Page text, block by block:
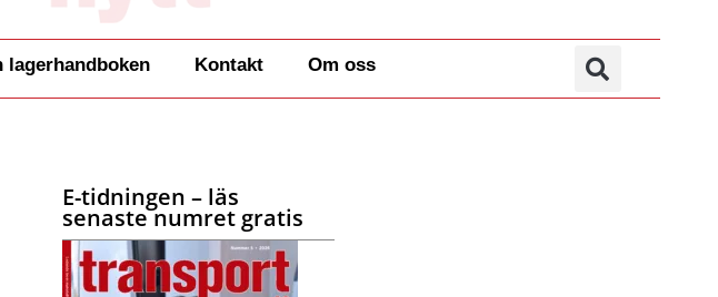
lagerhandboken Kontakt Om oss
E-tidningen – läs
senaste numret gratis